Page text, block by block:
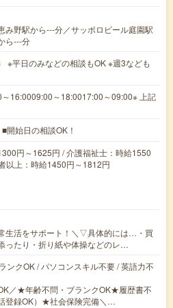
み野駅から---分／サッポロビール庭園駅
ら---分
※平日のみなどの相談もOK ※週3なども
～16:0009:00～18:0017:00～09:00※ 上記
始日の相談OK！
円～1625円 / 介護福祉士：時給1550
以上：時給1450円～1812円
生活をサポート！＼▽具体的には…・買
ったり・折り紙や体操などのレ…
ンクOK / パソコンスキル不要 / 英語力不
／★年齢不問・ブランクOK★履歴書不
登録OK）★社会保険完備＼…